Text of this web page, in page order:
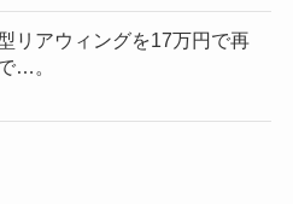
リアウィングを17万円で再
…。